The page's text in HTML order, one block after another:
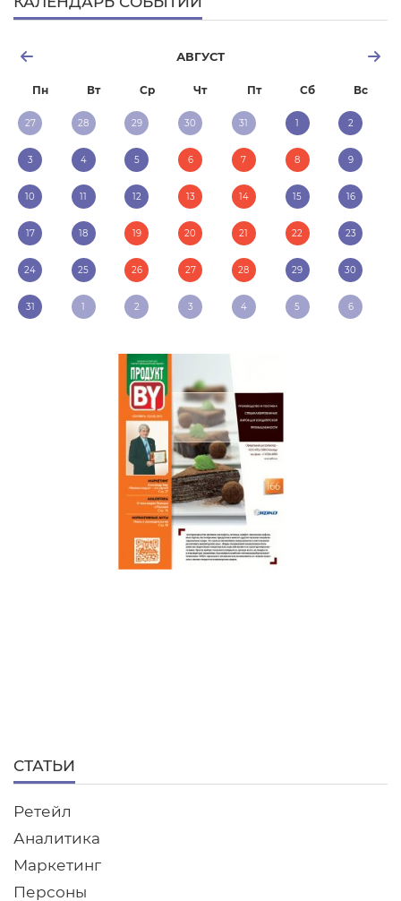
АВГУСТ
Пн Вт Ср Чт Пт Сб Вс
27 28 29 30 31 1 2
3 4 5 6 7 8 9
10 11 12 13 14 15 16
17 18 19 20 21 22 23
24 25 26 27 28 29 30
31 1 2 3 4 5 6
СТАТЬИ
Ретейл
Аналитика
Маркетинг
Персоны